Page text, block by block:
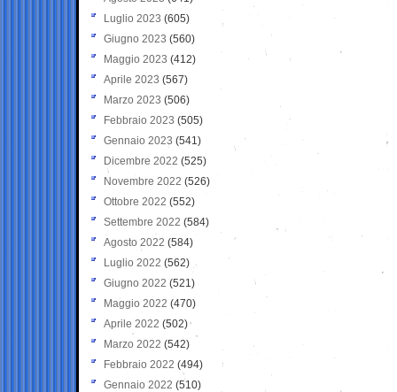
Luglio 2023 (605)
Giugno 2023 (560)
Maggio 2023 (412)
Aprile 2023 (567)
Marzo 2023 (506)
Febbraio 2023 (505)
Gennaio 2023 (541)
Dicembre 2022 (525)
Novembre 2022 (526)
Ottobre 2022 (552)
Settembre 2022 (584)
Agosto 2022 (584)
Luglio 2022 (562)
Giugno 2022 (521)
Maggio 2022 (470)
Aprile 2022 (502)
Marzo 2022 (542)
Febbraio 2022 (494)
Gennaio 2022 (510)